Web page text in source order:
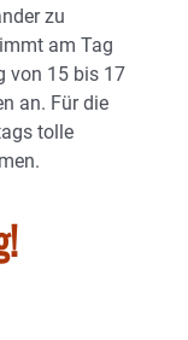
zu
am Tag
von 15 bis 17
an. Für die
tolle